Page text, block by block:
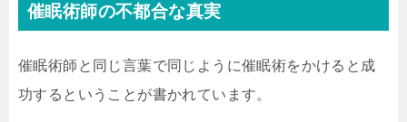
催眠術師の不都合な真実
催眠術師と同じ言葉で同じように催眠術をかけると成
功するということが書かれています。